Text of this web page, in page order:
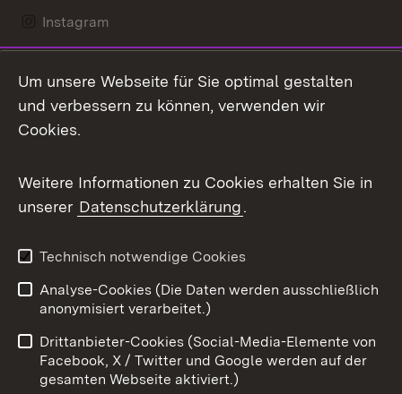
Instagram
Mastodon
Messenger
Social Wall
X / Twitter
Youtube
Benutzungshinweise
Barrierefreiheit
Datenschutz
Cookies
Um unsere Webseite für Sie optimal gestalten
und verbessern zu können, verwenden wir
Cookies.
Weitere Informationen zu Cookies erhalten Sie in
unserer Datenschutzerklärung.
Technisch notwendige Cookies
Analyse-Cookies (Die Daten werden ausschließlich
anonymisiert verarbeitet.)
Drittanbieter-Cookies (Social-Media-Elemente von
Facebook, X / Twitter und Google werden auf der
gesamten Webseite aktiviert.)